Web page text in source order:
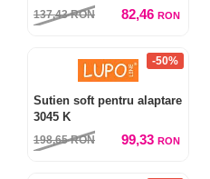
137,43RON 82,46 RON
-50%
Sutien soft pentru alaptare
3045 K
198,65RON 99,33 RON